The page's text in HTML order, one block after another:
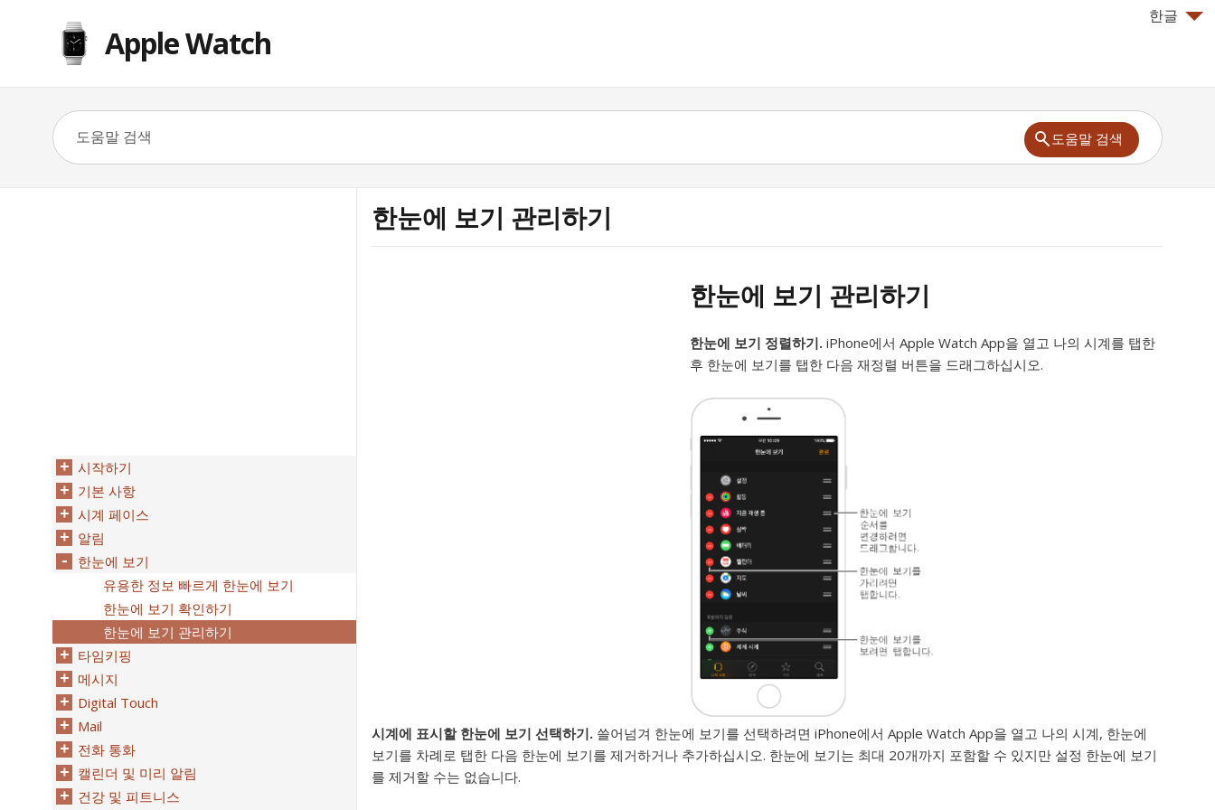
한글
Apple Watch
도움말 검색
한눈에 보기 관리하기
한눈에 보기 관리하기
한눈에 보기 정렬하기. iPhone에서 Apple Watch App을 열고 나의 시계를 탭한
후 한눈에 보기를 탭한 다음 재정렬 버튼을 드래그하십시오.
시계에 표시할 한눈에 보기 선택하기. 쓸어넘겨 한눈에 보기를 선택하려면 iPhone에서 Apple Watch App을 열고 나의 시계, 한눈에
보기를 차례로 탭한 다음 한눈에 보기를 제거하거나 추가하십시오. 한눈에 보기는 최대 20개까지 포함할 수 있지만 설정 한눈에 보기
를 제거할 수는 없습니다.
시작하기
기본 사항
시계 페이스
알림
한눈에 보기
유용한 정보 빠르게 한눈에 보기
한눈에 보기 확인하기
한눈에 보기 관리하기
타임키핑
메시지
Digital Touch
Mail
전화 통화
캘린더 및 미리 알림
건강 및 피트니스